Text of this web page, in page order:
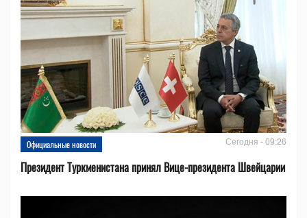
Официальные новости Сегодня - 09:26
Президент Туркменистана принял Вице-президента Швейцарии